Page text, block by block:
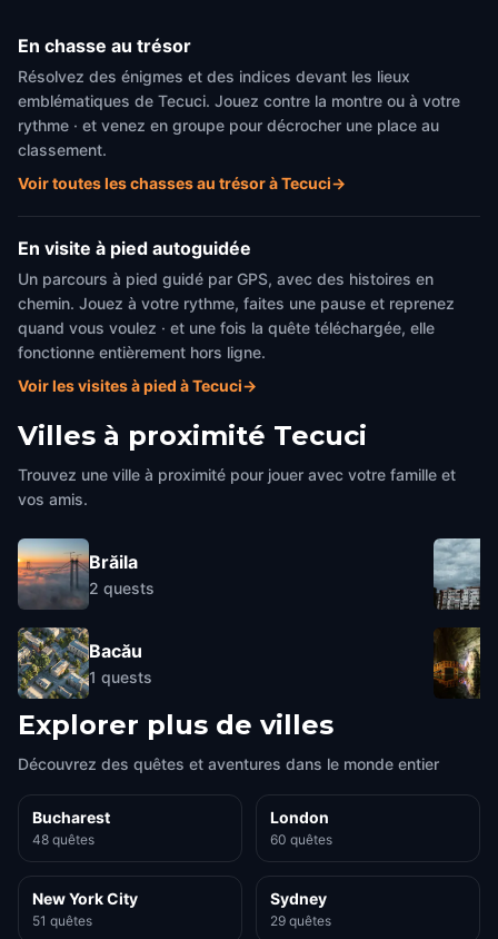
En chasse au trésor
Résolvez des énigmes et des indices devant les lieux
emblématiques de Tecuci. Jouez contre la montre ou à votre
rythme · et venez en groupe pour décrocher une place au
classement.
Voir toutes les chasses au trésor à Tecuci→
En visite à pied autoguidée
Un parcours à pied guidé par GPS, avec des histoires en
chemin. Jouez à votre rythme, faites une pause et reprenez
quand vous voulez · et une fois la quête téléchargée, elle
fonctionne entièrement hors ligne.
Voir les visites à pied à Tecuci→
Villes à proximité Tecuci
Trouvez une ville à proximité pour jouer avec votre famille et
vos amis.
Brăila
2 quests
Bacău
1 quests
Explorer plus de villes
Découvrez des quêtes et aventures dans le monde entier
Bucharest
48 quêtes
London
60 quêtes
New York City
51 quêtes
Sydney
29 quêtes